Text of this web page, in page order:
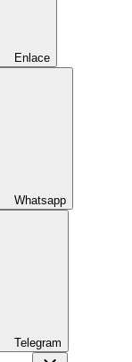
Enlace
Whatsapp
Telegram